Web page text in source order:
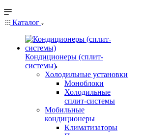
Каталог
Кондиционеры (сплит-
системы)
Холодильные установки
Моноблоки
Холодильные
сплит-системы
Мобильные
кондиционеры
Климатизаторы